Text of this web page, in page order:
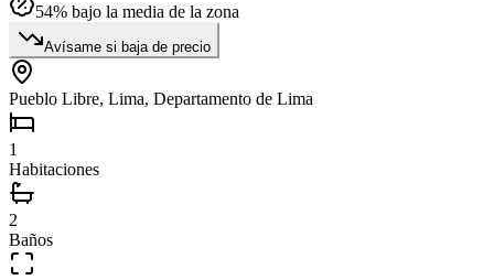
54% bajo la media de la zona
Avísame si baja de precio
Pueblo Libre, Lima, Departamento de Lima
1
Habitaciones
2
Baños